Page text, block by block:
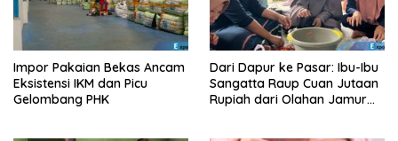
Impor Pakaian Bekas Ancam
Eksistensi IKM dan Picu
Gelombang PHK
Dari Dapur ke Pasar: Ibu-Ibu
Sangatta Raup Cuan Jutaan
Rupiah dari Olahan Jamur